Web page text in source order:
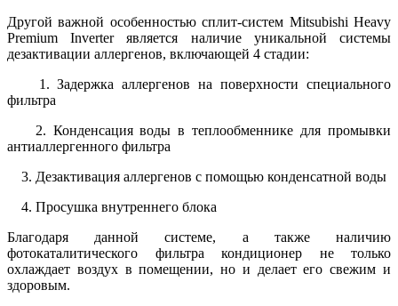
Другой важной особенностью сплит-систем Mitsubishi Heavy
Premium Inverter является наличие уникальной системы
дезактивации аллергенов, включающей 4 стадии:
1. Задержка аллергенов на поверхности специального
фильтра
2. Конденсация воды в теплообменнике для промывки
антиаллергенного фильтра
3. Дезактивация аллергенов с помощью конденсатной воды
4. Просушка внутреннего блока
Благодаря данной системе, а также наличию
фотокаталитического фильтра кондиционер не только
охлаждает воздух в помещении, но и делает его свежим и
здоровым.